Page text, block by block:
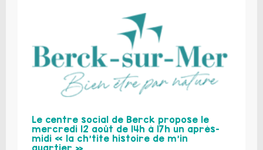
Le centre social de Berck propose le
mercredi 12 août de 14h à 17h un après-
midi « la ch’tite histoire de m’in
quartier »